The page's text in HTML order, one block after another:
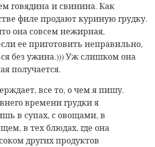
говядина и свинина. Как
филе продают куриную грудку.
она совсем нежирная,
ее приготовить неправильно,
без ужина.))) Уж слишком она
получается.
все то, о чем я пишу.
времени грудки я
в супах, с овощами, в
в тех блюдах, где она
других продуктов